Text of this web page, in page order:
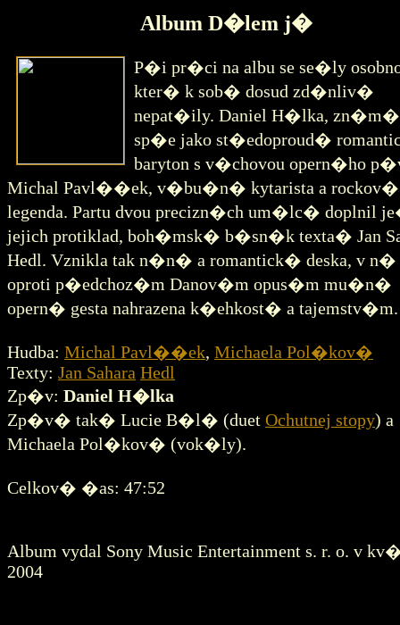
Album D�lem j�
P�i pr�ci na albu se se�ly
kter� k sob� dosud zd�nliv�
nepat�ily. Daniel H�lka, zn�m�
sp�e jako st�edoproud�
baryton s v�chovou opern�ho
Michal Pavl��ek, v�bu�n� kytarista a rockov�
legenda. Partu dvou precizn�ch um�lc� doplnil
jejich protiklad, boh�msk� b�sn�k texta� Jan
Hedl. Vznikla tak n�n� a romantick� deska, v n�
oproti p�edchoz�m Danov�m opus�m mu�n�
opern� gesta nahrazena k�ehkost� a tajemstv�m.
Hudba: Michal Pavl��ek, Michaela Pol�kov�
Texty: Jan Sahara Hedl
Zp�v: Daniel H�lka
Zp�v� tak� Lucie B�l� (duet Ochutnej stopy) a
Michaela Pol�kov� (vok�ly).
Celkov� �as: 47:52
Album vydal Sony Music Entertainment s. r. o. v
2004